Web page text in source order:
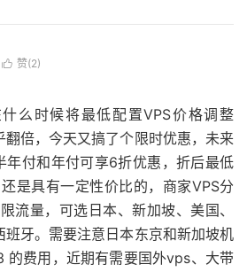
 赞(2)
么时候将最低配置VPS价格调整
翻倍，今天又搞了个限时优惠，未来
年付和年付可享6折优惠，折后最低
是具有一定性价比的，商家VPS分
流量，可选日本、新加坡、美国、
班牙。需要注意日本东京和新加坡机
的费用，近期有需要国外vps、大带